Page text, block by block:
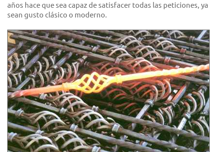
años hace que sea capaz de satisfacer todas las peticiones, ya
sean gusto clásico o moderno.